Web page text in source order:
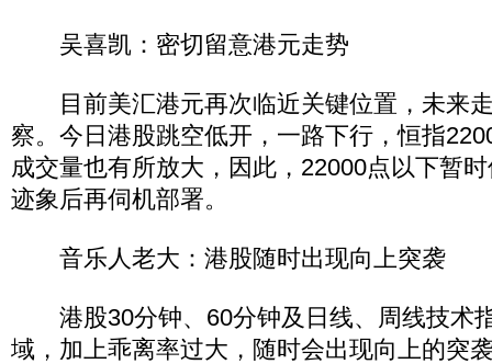
吴喜凯：密切留意港元走势
目前美汇港元再次临近关键位置，未来
察。今日港股跳空低开，一路下行，恒指
成交量也有所放大，因此，22000点以下暂
迹象后再伺机部署。
音乐人老大：港股随时出现向上突袭
港股30分钟、60分钟及日线、周线技术
域，加上乖离率过大，随时会出现向上的突